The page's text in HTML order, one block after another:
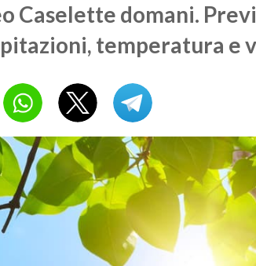
Caselette domani.
temperatura e